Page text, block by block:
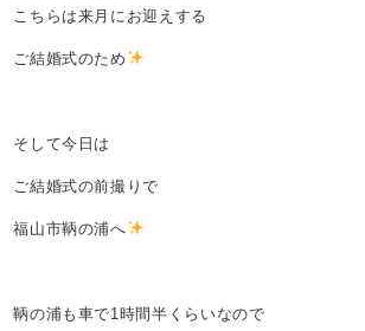
こちらは来月にお迎えする
ご結婚式のため
そして今日は
ご結婚式の前撮りで
福山市鞆の浦へ
鞆の浦も車で1時間半くらいなので